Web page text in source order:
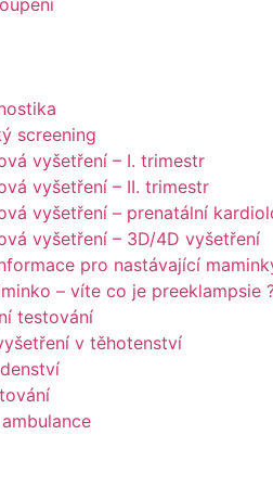
screening
vyšetření – I. trimestr
vyšetření – II. trimestr
vyšetření – prenatální
vyšetření – 3D/4D vyšetření
pro nastávající
– víte co je preeklampsie
testování
v těhotenství